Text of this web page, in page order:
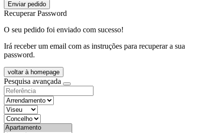
Enviar pedido
Recuperar Password
O seu pedido foi enviado com sucesso!
Irá receber um email com as instruções para recuperar a sua
password.
voltar à homepage
Pesquisa avançada